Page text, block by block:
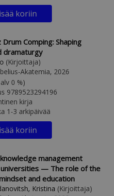
koriin
Comping: Shaping
dramaturgy
(Kirjoittaja)
Akatemia, 2026
hinta hinta
0 %)
9789523294196
kirja
1-3 arkipäivää
koriin
management
— The role of the
and education
Kristina (Kirjoittaja)